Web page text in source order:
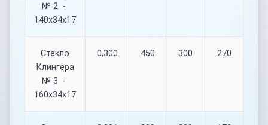
№ 2 -
140х34х17
Стекло
Клингера
№ 3 -
160х34х17
0,300 450 300 270